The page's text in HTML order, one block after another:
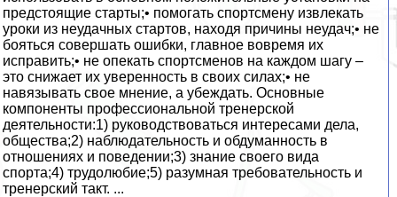
предстоящие старты;• помогать спортсмену извлекать
уроки из неудачных стартов, находя причины неудач;• не
бояться совершать ошибки, главное вовремя их
исправить;• не опекать спортсменов на каждом шагу –
это снижает их уверенность в своих силах;• не
навязывать свое мнение, а убеждать. Основные
компоненты профессиональной тренерской
деятельности:1) руководствоваться интересами дела,
общества;2) наблюдательность и обдуманность в
отношениях и поведении;3) знание своего вида
спорта;4) трудолюбие;5) разумная требовательность и
тренерский такт. ...